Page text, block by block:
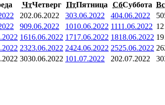
ЧтЧетверг ПтПятница СбСуббота Вс
202.06.2022 303.06.2022 404.06.2022 5
909.06.2022 1010.06.2022 1111.06.2022 12
1616.06.2022 1717.06.2022 1818.06.2022 19
2323.06.2022 2424.06.2022 2525.06.2022 26
3030.06.2022 101.07.2022 202.07.2022 3